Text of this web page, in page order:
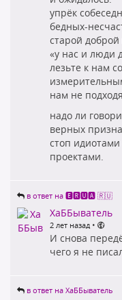
упрёк
бедных-
старой
«у нас и люди
лезьте к нам
нам не
надо ли
верных
стоп
проектами.
в ответ на 🅴🆁🆄🅰 🇷🇺
ХаББыватель
2 лет назад •
И снова
чего я не
в ответ на ХаББыватель